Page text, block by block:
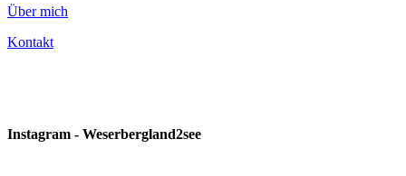
Über mich
Kontakt
Instagram - Weserbergland2see